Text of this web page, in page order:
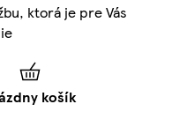
ktorá je pre Vás
košík